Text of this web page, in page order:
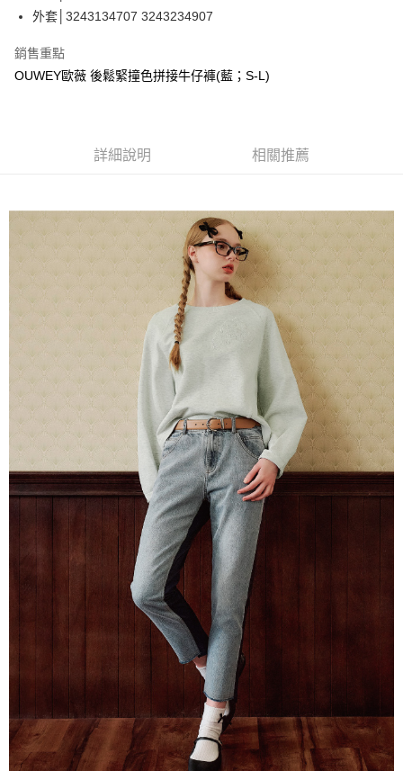
相關說明
1.本服務由台灣大哥大提供，台灣大哥大用戶可立即使用無須另外申請。
2.付款方式選擇「大哥付你分期」，訂單成立後會自動跳轉到大哥付的交易
消。如遇「轉專審核」未通過狀況，表示未達大哥付你分期系統評分，恕無
2.透過簡訊連結打開帳單後，可選擇「超商條碼／台灣大直營門市／銀行轉
帳／街口支付／iPASS MONEY」等通路繳費。
1.本服務係由「台灣大哥大股份有限公司」（以下簡稱本公司）所提供，讓
用戶於交易時，得透過本服務購買商品或服務，並由商店將買賣／分期付款
買賣價金債權讓與本公司後，依約使用本公司帳單繳交帳款。
2.基於同意付款使用「大哥付你分期」之契約關係目的，商店將以您的個人
資料（包含姓名、電話或地址）提供予台灣大哥大進項蒐集、處理及利用，
由本公司與您本人進行分期帳單所需資料之確認、核對及更正。
3.完整用戶服務條款，請詳閱以下連結：
https://oppay.tw/userRule
AFTEE先享後付
相關說明
２．便利：只要手機號碼，簡訊認證，即可結帳。
【「AFTEE先享後付」結帳流程】
１．於結帳方式選擇「AFTEE先享後付」後，將跳轉至「AFTEE先享後付」
結帳頁面，進行簡訊認證並確認金額後，即可完成結帳。
２．訂單成立數日內，您將收到繳費通知簡訊。
３．收到繳費通知簡訊後14天內，點擊此簡訊中的連結，可透過四大超商／
ATM／網路銀行／等多元方式進行付款，方視為交易完成。
※ 請注意：結帳手續完成當下不需立刻繳費，但若您需要取消訂單，請聯絡
購買商品的店家。未經商家同意取消之訂單仍視為有效，需透過AFTEE先享
※ 交易是否成功請以「AFTEE先享後付 」之結帳頁面顯示為準，若有關於
是否繳費成功／繳費後需取消欲退款等相關疑問，請聯繫「AFTEE先享後付
客戶支援中心」
https://netprotections.freshdesk.com/support/home
１．透過由恩沛科技股份有限公司提供之「AFTEE先享後付」服務完成之交
易，需依本服務之必要範圍內提供個人資料，並將交易相關給付款項請求債
權轉讓予恩沛科技股份有限公司。
２．關於個人資料處理事宜，請瀏覽以下網址：
https://aftee.tw/terms/#terms3
３．未成年的使用者請事先徵得法定代理人或監護人之同意方可使用
「AFTEE先享後付」，若未經同意申辦者引起之損失，本公司不負相關責
４．使用「AFTEE先享後付」時，將依據個別帳號之用戶狀況，依本公司即
時審查核予不同之上限額度；若仍有額度不足之情形，本公司將視審查結果
請求用戶進行身份認證。
５．嚴禁一人註冊多個帳號或使用他人資訊註冊。若發現惡意使用之情形，
恩沛科技股份有限公司將有權停止該用戶之使用額度並採取法律行動。
每筆NT$120，滿NT$2,500(含以上)免運費
萊爾富取貨付款
每筆NT$120，滿NT$2,500(含以上)免運費
付款後萊爾富取貨
每筆NT$120，滿NT$2,500(含以上)免運費
7-11取貨付款
每筆NT$120，滿NT$2,500(含以上)免運費
付款後7-11取貨
每筆NT$120，滿NT$2,500(含以上)免運費
宅配
每筆NT$120，滿NT$2,500(含以上)免運費
宅配離島
每筆NT$120，滿NT$2,500(含以上)免運費
外套│3243134707 3243234907
銷售重點
OUWEY歐薇 後鬆緊撞色拼接牛仔褲(藍；S-L)
詳細說明 相關推薦